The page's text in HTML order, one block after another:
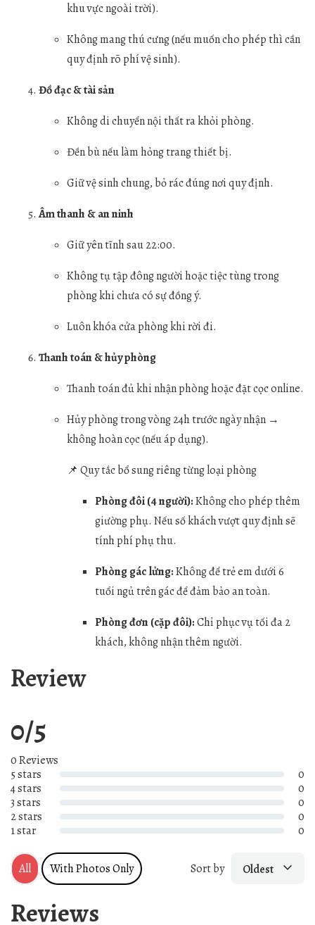
khu vực ngoài trời).
Không mang thú cưng (nếu muốn cho phép thì cần
quy định rõ phí vệ sinh).
Đồ đạc & tài sản
Không di chuyển nội thất ra khỏi phòng.
Đền bù nếu làm hỏng trang thiết bị.
Giữ vệ sinh chung, bỏ rác đúng nơi quy định.
Âm thanh & an ninh
Giữ yên tĩnh sau 22:00.
Không tụ tập đông người hoặc tiệc tùng trong
phòng khi chưa có sự đồng ý.
Luôn khóa cửa phòng khi rời đi.
Thanh toán & hủy phòng
Thanh toán đủ khi nhận phòng hoặc đặt cọc online.
Hủy phòng trong vòng 24h trước ngày nhận →
không hoàn cọc (nếu áp dụng).
📌 Quy tắc bổ sung riêng từng loại phòng
Phòng đôi (4 người):Không cho phép thêm
giường phụ. Nếu số khách vượt quy định sẽ
tính phí phụ thu.
Phòng gác lửng:Không để trẻ em dưới 6
tuổi ngủ trên gác để đảm bảo an toàn.
Phòng đơn (cặp đôi):Chỉ phục vụ tối đa 2
khách, không nhận thêm người.
Review
0/5
0 Reviews
5 stars
0
4 stars
0
3 stars
0
2 stars
0
1 star
0
All With Photos Only Sort by Oldest
Reviews